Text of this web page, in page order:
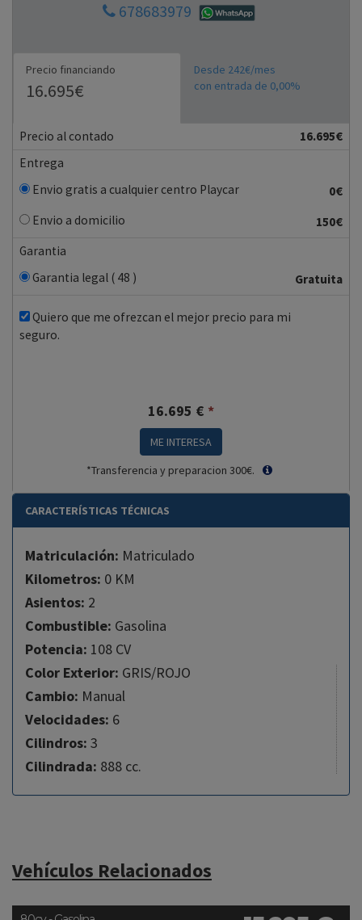
678683979
Precio financiando
16.695€
Desde 242€/mes
con entrada de 0,00%
Precio al contado
16.695€
Entrega
Envio gratis a cualquier centro Playcar
0€
Envio a domicilio
150€
Garantia
Garantia legal ( 48 )
Gratuita
Quiero que me ofrezcan el mejor precio para mi
seguro.
16.695 € *
ME INTERESA
*Transferencia y preparacion 300€.
CARACTERÍSTICAS TÉCNICAS
Matriculación: Matriculado
Kilometros: 0 KM
Asientos: 2
Combustible: Gasolina
Potencia: 108 CV
Color Exterior: GRIS/ROJO
Cambio: Manual
Velocidades: 6
Cilindros: 3
Cilindrada: 888 cc.
Vehículos Relacionados